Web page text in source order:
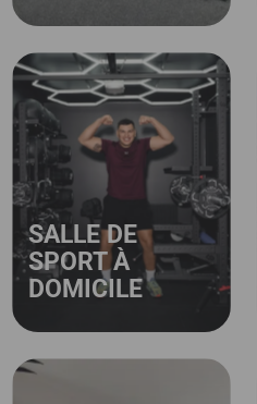
SALLE DE
SPORT À
DOMICILE